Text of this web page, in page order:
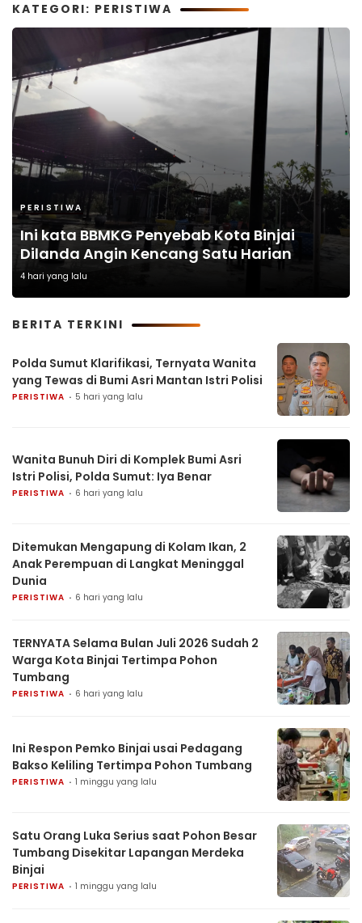
KATEGORI: PERISTIWA
PERISTIWA
Ini kata BBMKG Penyebab Kota Binjai
Dilanda Angin Kencang Satu Harian
4 hari yang lalu
BERITA TERKINI
Polda Sumut Klarifikasi, Ternyata Wanita
yang Tewas di Bumi Asri Mantan Istri Polisi
PERISTIWA 5 hari yang lalu
Wanita Bunuh Diri di Komplek Bumi Asri
Istri Polisi, Polda Sumut: Iya Benar
PERISTIWA 6 hari yang lalu
Ditemukan Mengapung di Kolam Ikan, 2
Anak Perempuan di Langkat Meninggal
Dunia
PERISTIWA 6 hari yang lalu
TERNYATA Selama Bulan Juli 2026 Sudah 2
Warga Kota Binjai Tertimpa Pohon
Tumbang
PERISTIWA 6 hari yang lalu
Ini Respon Pemko Binjai usai Pedagang
Bakso Keliling Tertimpa Pohon Tumbang
PERISTIWA 1 minggu yang lalu
Satu Orang Luka Serius saat Pohon Besar
Tumbang Disekitar Lapangan Merdeka
Binjai
PERISTIWA 1 minggu yang lalu